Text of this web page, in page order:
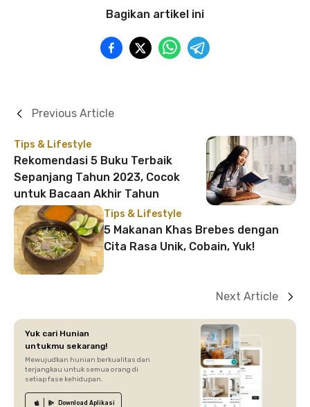
Bagikan artikel ini
Tips & Lifestyle
Rekomendasi 5 Buku Terbaik
Sepanjang Tahun 2023, Cocok
untuk Bacaan Akhir Tahun
Previous Article
Tips & Lifestyle
5 Makanan Khas Brebes dengan
Cita Rasa Unik, Cobain, Yuk!
Next Article
Yuk cari Hunian
untukmu sekarang!
Mewujudkan hunian berkualitas dan
terjangkau untuk semua orang di
setiap fase kehidupan.
Download Aplikasi